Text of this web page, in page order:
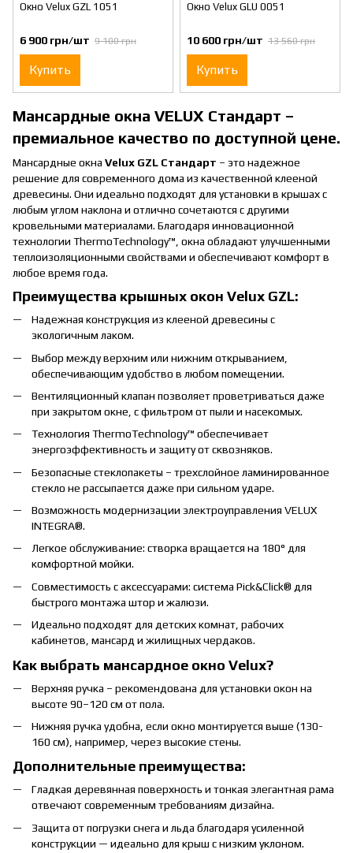
Окно Velux GZL 1051
6 900 грн/шт 9 100 грн
Купить
Окно Velux GLU 0051
10 600 грн/шт 13 560 грн
Купить
Мансардные окна VELUX Стандарт –
премиальное качество по доступной цене.
Мансардные окна Velux GZL Стандарт – это надежное
решение для современного дома из качественной клееной
древесины. Они идеально подходят для установки в крышах с
любым углом наклона и отлично сочетаются с другими
кровельными материалами. Благодаря инновационной
технологии ThermoTechnology™, окна обладают улучшенными
теплоизоляционными свойствами и обеспечивают комфорт в
любое время года.
Преимущества крышных окон Velux GZL:
Надежная конструкция из клееной древесины с
экологичным лаком.
Выбор между верхним или нижним открыванием,
обеспечивающим удобство в любом помещении.
Вентиляционный клапан позволяет проветриваться даже
при закрытом окне, с фильтром от пыли и насекомых.
Технология ThermoTechnology™ обеспечивает
энергоэффективность и защиту от сквозняков.
Безопасные стеклопакеты – трехслойное ламинированное
стекло не рассыпается даже при сильном ударе.
Возможность модернизации электроуправления VELUX
INTEGRA®.
Легкое обслуживание: створка вращается на 180° для
комфортной мойки.
Совместимость с аксессуарами: система Pick&Click® для
быстрого монтажа штор и жалюзи.
Идеально подходят для детских комнат, рабочих
кабинетов, мансард и жилищных чердаков.
Как выбрать мансардное окно Velux?
Верхняя ручка – рекомендована для установки окон на
высоте 90–120 см от пола.
Нижняя ручка удобна, если окно монтируется выше (130-
160 см), например, через высокие стены.
Дополнительные преимущества:
Гладкая деревянная поверхность и тонкая элегантная рама
отвечают современным требованиям дизайна.
Защита от погрузки снега и льда благодаря усиленной
конструкции — идеально для крыш с низким уклоном.